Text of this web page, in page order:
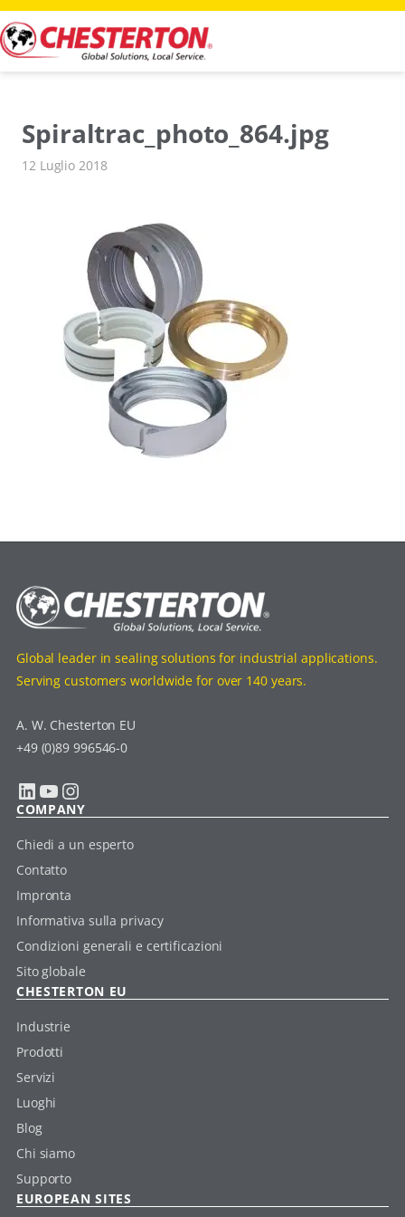
Vai
al
contenuto
Spiraltrac_photo_864.jpg
12 Luglio 2018
Global leader in sealing solutions for industrial applications.
Serving customers worldwide for over 140 years.
A. W. Chesterton EU
+49 (0)89 996546-0
LinkedIn YouTube Instagram
COMPANY
Chiedi a un esperto
Contatto
Impronta
Informativa sulla privacy
Condizioni generali e certificazioni
Sito globale
CHESTERTON EU
Industrie
Prodotti
Servizi
Luoghi
Blog
Chi siamo
Supporto
EUROPEAN SITES